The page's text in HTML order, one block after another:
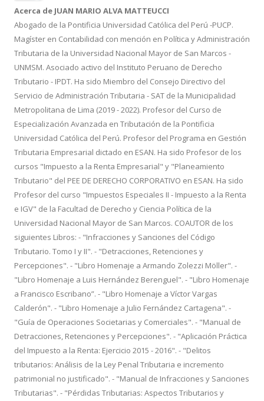
Acerca de JUAN MARIO ALVA MATTEUCCI
Abogado de la Pontificia Universidad Católica del Perú -PUCP.
Magíster en Contabilidad con mención en Política y Administración
Tributaria de la Universidad Nacional Mayor de San Marcos -
UNMSM. Asociado activo del Instituto Peruano de Derecho
Tributario - IPDT. Ha sido Miembro del Consejo Directivo del
Servicio de Administración Tributaria - SAT de la Municipalidad
Metropolitana de Lima (2019 - 2022). Profesor del Curso de
Especialización Avanzada en Tributación de la Pontificia
Universidad Católica del Perú. Profesor del Programa en Gestión
Tributaria Empresarial dictado en ESAN. Ha sido Profesor de los
cursos "Impuesto a la Renta Empresarial" y "Planeamiento
Tributario" del PEE DE DERECHO CORPORATIVO en ESAN. Ha sido
Profesor del curso "Impuestos Especiales II - Impuesto a la Renta
e IGV" de la Facultad de Derecho y Ciencia Política de la
Universidad Nacional Mayor de San Marcos. COAUTOR de los
siguientes Libros: - "Infracciones y Sanciones del Código
Tributario. Tomo I y II". - "Detracciones, Retenciones y
Percepciones". - "Libro Homenaje a Armando Zolezzi Möller". -
"Libro Homenaje a Luis Hernández Berenguel". - "Libro Homenaje
a Francisco Escribano”. - "Libro Homenaje a Víctor Vargas
Calderón". - "Libro Homenaje a Julio Fernández Cartagena". -
"Guía de Operaciones Societarias y Comerciales". - "Manual de
Detracciones, Retenciones y Percepciones". - "Aplicación Práctica
del Impuesto a la Renta: Ejercicio 2015 - 2016". - "Delitos
tributarios: Análisis de la Ley Penal Tributaria e incremento
patrimonial no justificado". - "Manual de Infracciones y Sanciones
Tributarias". - "Pérdidas Tributarias: Aspectos Tributarios y